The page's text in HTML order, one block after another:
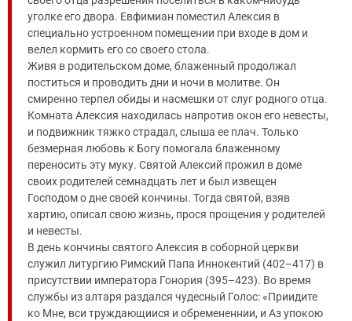
уголке его двора. Евфимиан поместил Алексия в
специально устроенном помещении при входе в дом и
велел кормить его со своего стола.
Живя в родительском доме, блаженный продолжал
поститься и проводить дни и ночи в молитве. Он
смиренно терпел обиды и насмешки от слуг родного отца.
Комната Алексия находилась напротив окон его невесты,
и подвижник тяжко страдал, слыша ее плач. Только
безмерная любовь к Богу помогала блаженному
переносить эту муку. Святой Алексий прожил в доме
своих родителей семнадцать лет и был извещен
Господом о дне своей кончины. Тогда святой, взяв
хартию, описал свою жизнь, прося прощения у родителей
и невесты.
В день кончины святого Алексия в соборной церкви
служил литургию Римский Папа Иннокентий (402–417) в
присутствии императора Гонория (395–423). Во время
службы из алтаря раздался чудесный Голос: «Приидите
ко Мне, вси труждающиися и обремененнии, и Аз упокою